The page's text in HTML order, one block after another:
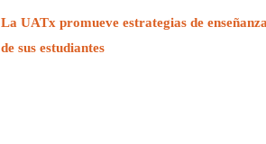
La UATx promueve estrategias de
de sus estudiantes